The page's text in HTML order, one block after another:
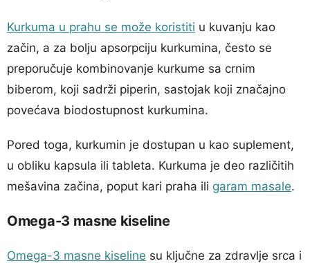
Kurkuma u prahu se može koristiti u kuvanju kao
začin, a za bolju apsorpciju kurkumina, često se
preporučuje kombinovanje kurkume sa crnim
biberom, koji sadrži piperin, sastojak koji značajno
povećava biodostupnost kurkumina.
Pored toga, kurkumin je dostupan u kao suplement,
u obliku kapsula ili tableta. Kurkuma je deo različitih
mešavina začina, poput kari praha ili garam masale.
Omega-3 masne kiseline
Omega-3 masne kiseline su ključne za zdravlje srca i